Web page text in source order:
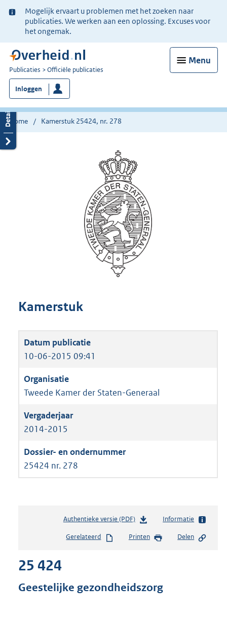
Ter
informatie:
Mogelijk ervaart u problemen met het zoeken naar
publicaties. We werken aan een oplossing. Excuses voor
het ongemak.
Menu
U
bent
nu
hier:
Publicaties Officiële publicaties
Inloggen
Home Kamerstuk 25424, nr. 278
Kamerstuk
10-06-2015 09:41
Tweede Kamer der Staten-Generaal
2014-2015
25424 nr. 278
Authentieke versie (PDF)b
s
d
s
Informatie
Gerelateerd Printen Delen
25 424
Geestelijke gezondheidszorg